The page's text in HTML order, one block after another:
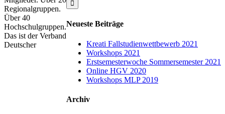
Neueste Beiträge
Kreati Fallstudienwettbewerb 2021
Workshops 2021
Erstsemesterwoche Sommersemester 2021
Online HGV 2020
Workshops MLP 2019
Archiv
Regionalgruppen.
Über 40
Hochschulgruppen.
Das ist der Verband
Deutscher